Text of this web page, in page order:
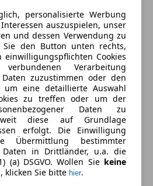
personalisierte Werbung
auszuspielen, unser
und dessen Verwendung zu
Sie den Button unten rechts,
einwilligungspflichten Cookies
Verarbeitung
Daten zuzustimmen oder den
eine detaillierte Auswahl
zu treffen oder um der
Daten zu
diese auf Grundlage
erfolgt. Die Einwilligung
Übermittlung bestimmter
Daten in Drittländer, u.a. die
(a) DSGVO. Wollen Sie keine
klicken Sie bitte hier.